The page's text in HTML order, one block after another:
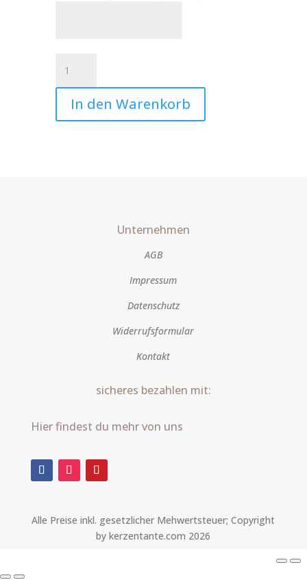
Erzengel
Michael
Art.Nr.:10235
Menge
In den Warenkorb
Unternehmen
AGB
Impressum
Datenschutz
Widerrufsformular
Kontakt
sicheres bezahlen mit:
Hier findest du mehr von uns
Alle Preise inkl. gesetzlicher Mehwertsteuer; Copyright
by kerzentante.com 2026